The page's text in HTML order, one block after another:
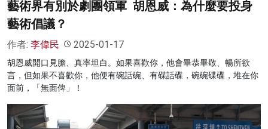
藝術界有別於劇團領軍 胡恩威：為什麼要投身
藝術倡議？
作者: 李偉民 2025-01-17
胡恩威開口見膽、真率坦白。如果喜歡你，他會畢恭畢敬、暢所欲
言，但如果不喜歡你，他便有碗話碗、有碟話碟，碗碗碟碟，堆在你
面前，「無面俾」！